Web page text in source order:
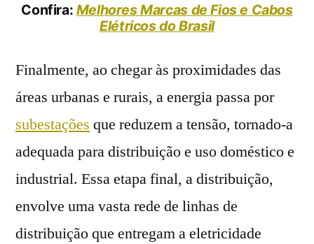
Confira: Melhores Marcas de Fios e Cabos
Elétricos do Brasil
Finalmente, ao chegar às proximidades das
áreas urbanas e rurais, a energia passa por
subestações que reduzem a tensão, tornado-a
adequada para distribuição e uso doméstico e
industrial. Essa etapa final, a distribuição,
envolve uma vasta rede de linhas de
distribuição que entregam a eletricidade